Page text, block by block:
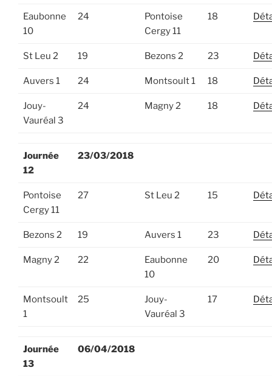
Eaubonne
10
24
Pontoise
Cergy 11
18
St Leu 2 19 Bezons 2 23
Auvers 1 24 Montsoult 1 18
Jouy-
Vauréal 3
24 Magny 2 18
Journée
12
23/03/2018
Pontoise
Cergy 11
27 St Leu 2 15
Bezons 2 19 Auvers 1 23
Magny 2 22
Eaubonne
10
20
Montsoult
1
25
Jouy-
Vauréal 3
17
Journée
13
06/04/2018